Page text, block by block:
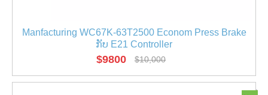
Manfacturing WC67K-63T2500 Econom Press Brake
ກັບ E21 Controller
$9800 $10,000